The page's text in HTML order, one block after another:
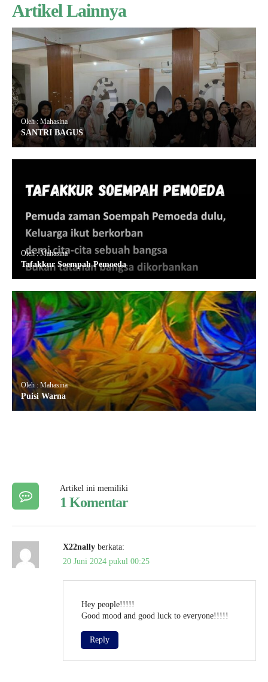
Artikel Lainnya
Oleh : Mahasina
SANTRI BAGUS
Oleh : Mahasina
Tafakkur Soempah Pemoeda
Oleh : Mahasina
Puisi Warna
Artikel ini memiliki
1 Komentar
X22nally berkata:
20 Juni 2024 pukul 00:25
Hey people!!!!!
Good mood and good luck to everyone!!!!!
Reply